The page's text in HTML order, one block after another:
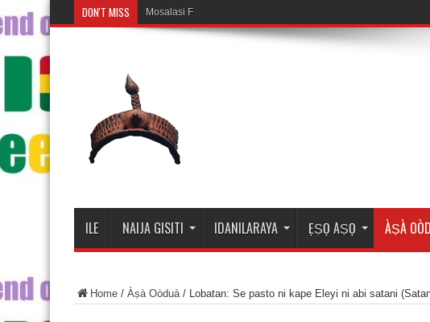
DON'T MISS Mosalasi Fe Di Wiwo Fun ile
ILE NAIJA GISITI IDANILARAYA ẸṢỌ AṢỌ ÀṢÀ
Home / Àṣà Oòduà/ Lobatan: Se pasto ni kape Eleyi ni abi satani